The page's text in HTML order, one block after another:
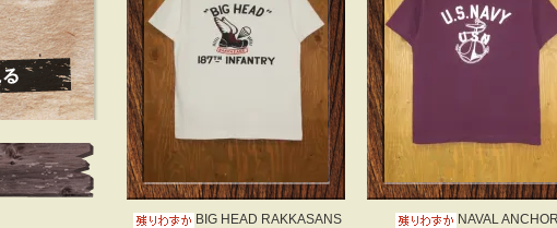
BIG HEAD RAKKASANS
NAVAL ANCHOR